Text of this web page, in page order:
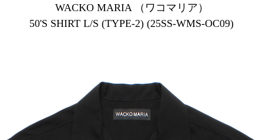
WACKO MARIA （ワコマリア）
50'S SHIRT L/S (TYPE-2) (25SS-WMS-OC09)